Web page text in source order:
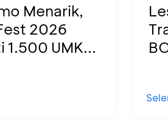
Menarik,
2026
1.500 UMK...